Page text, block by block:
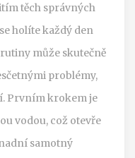
těch správných
holíte každý den
může skutečně
problémy,
Prvním krokem je
vodou, což otevře
samotný